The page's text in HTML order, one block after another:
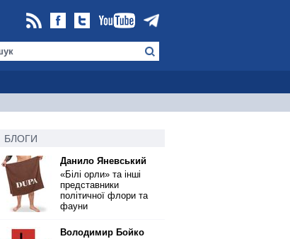
БЛОГИ
Данило Яневський
«Білі орли» та інші
представники
політичної флори та
фауни
Володимир Бойко